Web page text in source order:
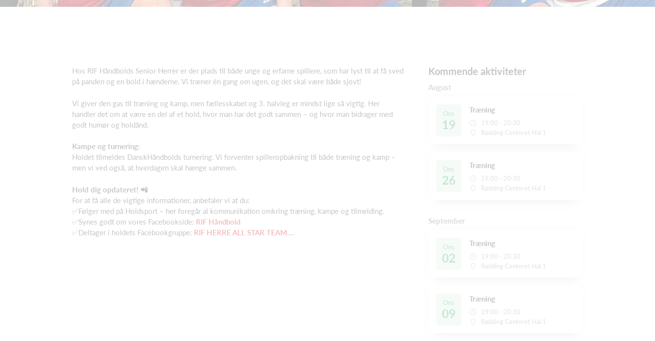
Hos RIF Håndbolds Senior Herrer er der plads til både unge og erfarne spillere, som har lyst til at få sved
på panden og en bold i hænderne. Vi træner én gang om ugen, og det skal være både sjovt!
Vi giver den gas til træning og kamp, men fællesskabet og 3. halvleg er mindst lige så vigtig. Her
handler det om at være en del af et hold, hvor man har det godt sammen – og hvor man bidrager med
godt humør og holdånd.
Kampe og turnering:
Holdet tilmeldes DanskHåndbolds turnering. Vi forventer spilleropbakning til både træning og kamp –
men vi ved også, at hverdagen skal hænge sammen.
Hold dig opdateret! 📲
For at få alle de vigtige informationer, anbefaler vi at du:
✅Følger med på Holdsport – her foregår al kommunikation omkring træning, kampe og tilmelding.
✅Synes godt om vores Facebookside: RIF Håndbold
✅Deltager i holdets Facebookgruppe: RIF HERRE ALL STAR TEAM....
Kommende aktiviteter
August
Ons
19
Træning
19:00 - 20:30
Rødding Centeret Hal 1
Ons
26
Træning
19:00 - 20:30
Rødding Centeret Hal 1
September
Ons
02
Træning
19:00 - 20:30
Rødding Centeret Hal 1
Ons
09
Træning
19:00 - 20:30
Rødding Centeret Hal 1